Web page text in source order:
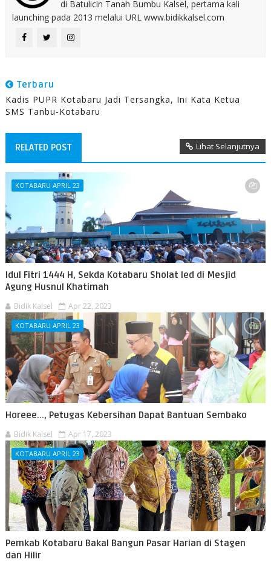
di Batulicin Tanah Bumbu Kalsel, pertama kali
launching pada 2013 melalui URL www.bidikkalsel.com
Terbaru
Kadis PUPR Kotabaru Jadi Tersangka, Ini Kata Ketua
SMS Tanbu-Kotabaru
RELATED POST Lihat Selanjutnya
KOTABARU APRIL 23
Idul Fitri 1444 H, Sekda Kotabaru Sholat Ied di Mesjid
Agung Husnul Khatimah
Bidik Kalsel Apr 22, 2023
KOTABARU APRIL 23
Horeee..., Petugas Kebersihan Dapat Bantuan Sembako
Bidik Kalsel Apr 17, 2023
KOTABARU APRIL 23
Pemkab Kotabaru Bakal Bangun Pasar Harian di Stagen
dan Hilir